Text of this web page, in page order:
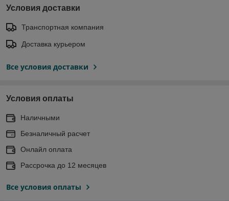
Условия доставки
Транспортная компания
Доставка курьером
Все условия доставки
Условия оплаты
Наличными
Безналичный расчет
Онлайл оплата
Рассрочка до 12 месяцев
Все условия оплаты